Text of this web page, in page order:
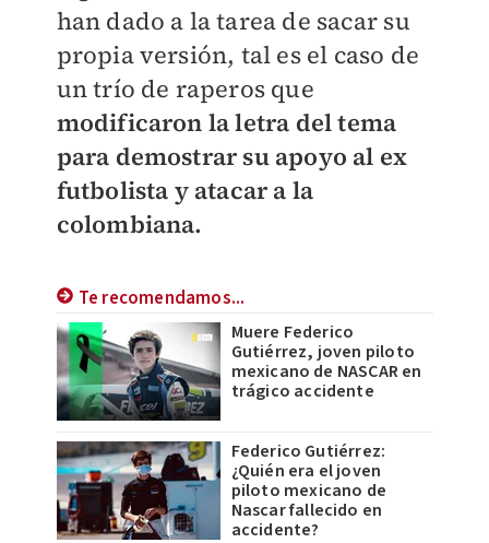
han dado a la tarea de sacar su
propia versión, tal es el caso de
un trío de raperos que
modificaron la letra del tema
para demostrar su apoyo al ex
futbolista y atacar a la
colombiana.
Te recomendamos...
Muere Federico
Gutiérrez, joven piloto
mexicano de NASCAR en
trágico accidente
Federico Gutiérrez:
¿Quién era el joven
piloto mexicano de
Nascar fallecido en
accidente?